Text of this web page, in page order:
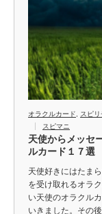
オラクルカード スピ
スピマニ
天使からメッセ
ルカード１７選
天使好きにはたま
を受け取れるオラ
い天使のオラクル
いきました。その